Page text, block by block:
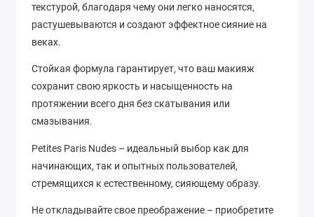
текстурой, благодаря чему они легко наносятся,
растушевываются и создают эффектное сияние на
веках.
Стойкая формула гарантирует, что ваш макияж
сохранит свою яркость и насыщенность на
протяжении всего дня без скатывания или
смазывания.
Petites Paris Nudes – идеальный выбор как для
начинающих, так и опытных пользователей,
стремящихся к естественному, сияющему образу.
Не откладывайте свое преображение – приобретите